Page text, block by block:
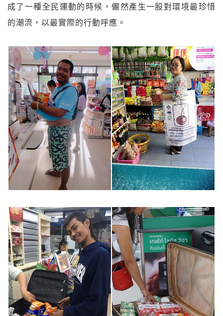
成了一種全民運動的時候，儼然產生一股對環境最珍惜
的潮流，以最實際的行動呼應。